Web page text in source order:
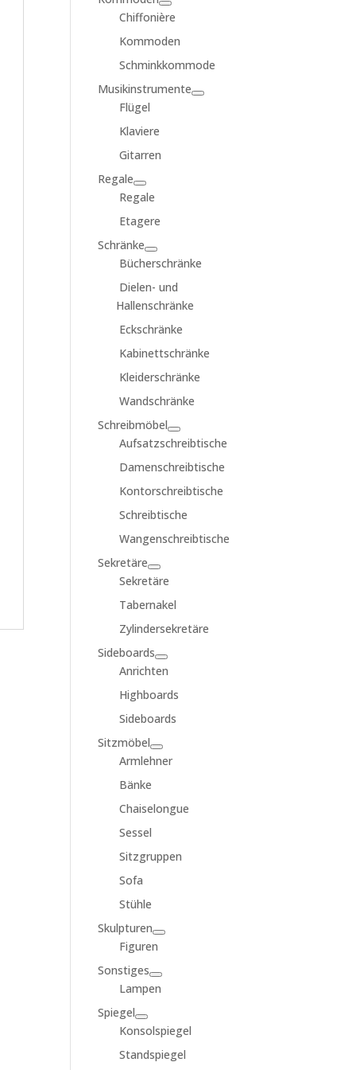
Chiffonière
Kommoden
Schminkkommode
Musikinstrumente
Flügel
Klaviere
Gitarren
Regale
Regale
Etagere
Schränke
Bücherschränke
Dielen- und
Hallenschränke
Eckschränke
Kabinettschränke
Kleiderschränke
Wandschränke
Schreibmöbel
Aufsatzschreibtische
Damenschreibtische
Kontorschreibtische
Schreibtische
Wangenschreibtische
Sekretäre
Sekretäre
Tabernakel
Zylindersekretäre
Sideboards
Anrichten
Highboards
Sideboards
Sitzmöbel
Armlehner
Bänke
Chaiselongue
Sessel
Sitzgruppen
Sofa
Stühle
Skulpturen
Figuren
Sonstiges
Lampen
Spiegel
Konsolspiegel
Standspiegel